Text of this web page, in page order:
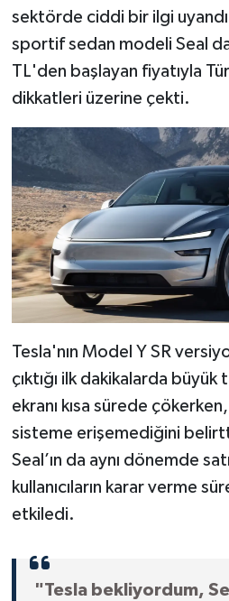
sektörde ciddi bir ilgi
sportif sedan modeli Seal
TL'den başlayan fiyatıyla
dikkatleri üzerine çekti.
Tesla'nın Model Y SR
çıktığı ilk dakikalarda
ekranı kısa sürede
sisteme erişemediğini
Seal’ın da aynı dönemde
kullanıcıların karar verme
etkiledi.
"Tesla bekliyordum,